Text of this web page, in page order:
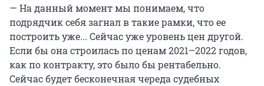
— На данный момент мы понимаем, что
подрядчик себя загнал в такие рамки, что ее
построить уже... Сейчас уже уровень цен другой.
Если бы она строилась по ценам 2021–2022 годов,
как по контракту, это было бы рентабельно.
Сейчас будет бесконечная череда судебных